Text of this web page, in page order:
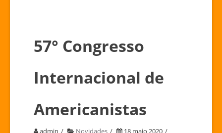
57° Congresso
Internacional de
Americanistas
admin Novidades
18 maio 2020